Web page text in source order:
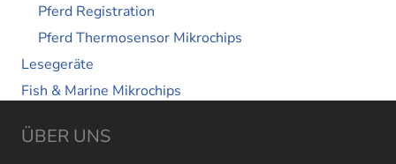
Pferd Registration
Pferd Thermosensor Mikrochips
Lesegeräte
Fish & Marine Mikrochips
ÜBER UNS